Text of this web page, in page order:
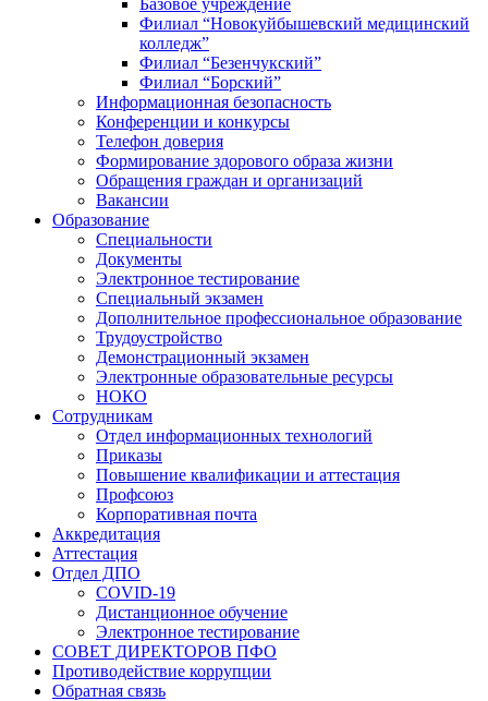
Базовое учреждение
Филиал “Новокуйбышевский медицинский
колледж”
Филиал “Безенчукский”
Филиал “Борский”
Информационная безопасность
Конференции и конкурсы
Телефон доверия
Формирование здорового образа жизни
Обращения граждан и организаций
Вакансии
Образование
Специальности
Документы
Электронное тестирование
Специальный экзамен
Дополнительное профессиональное образование
Трудоустройство
Демонстрационный экзамен
Электронные образовательные ресурсы
НОКО
Сотрудникам
Отдел информационных технологий
Приказы
Повышение квалификации и аттестация
Профсоюз
Корпоративная почта
Аккредитация
Аттестация
Отдел ДПО
COVID-19
Дистанционное обучение
Электронное тестирование
СОВЕТ ДИРЕКТОРОВ ПФО
Противодействие коррупции
Обратная связь